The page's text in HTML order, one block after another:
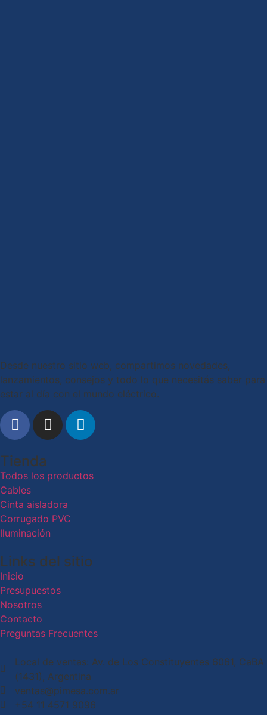
Desde nuestro sitio web, compartimos novedades,
lanzamientos, consejos y todo lo que necesitás saber para
estar al día con el mundo eléctrico.
Tienda
Todos los productos
Cables
Cinta aisladora
Corrugado PVC
Iluminación
Links del sitio
Inicio
Presupuestos
Nosotros
Contacto
Preguntas Frecuentes
Local de ventas: Av. de Los Constituyentes 6061, CaBA
(1431), Argentina
ventas@pimesa.com.ar
+54 11 4571 9096